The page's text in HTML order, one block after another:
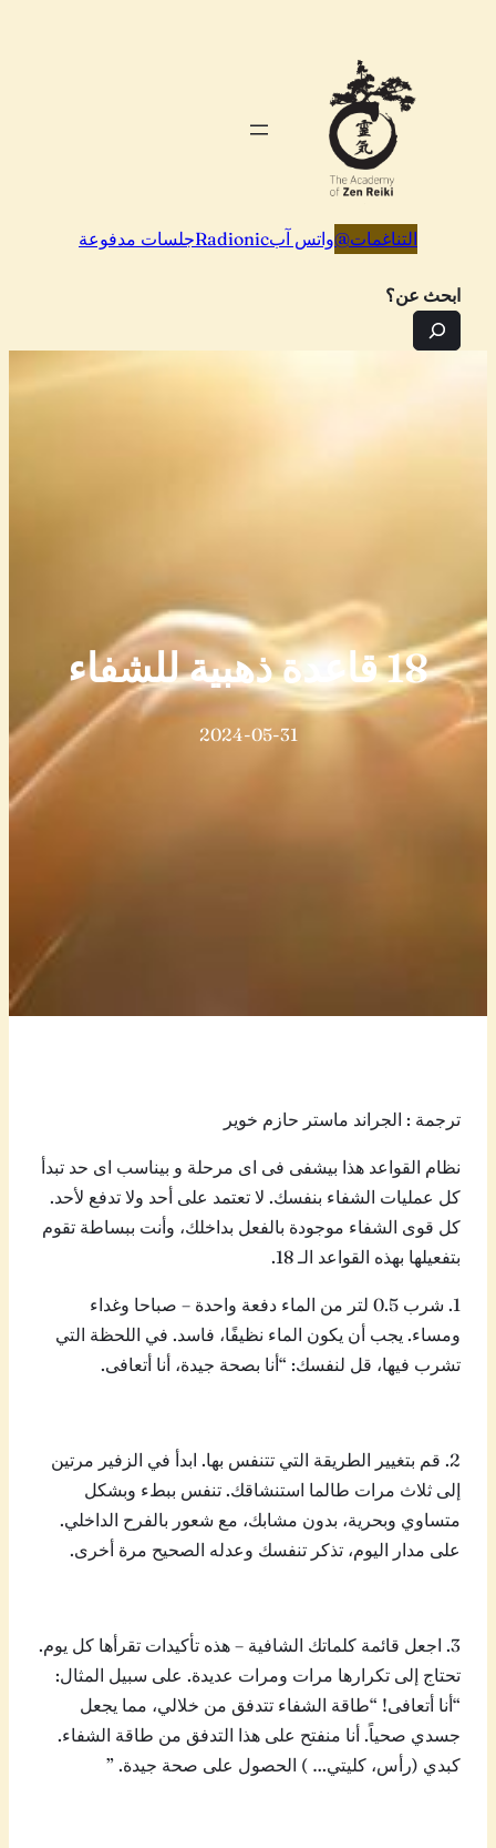
التناغمات@واتس آبRadionicجلسات مدفوعة
ابحث عن؟
18 قاعدة ذهبية للشفاء
2024-05-31
ترجمة : الجراند ماستر حازم خوير
نظام القواعد هذا بيشفى فى اى مرحلة و بيناسب اى حد تبدأ
كل عمليات الشفاء بنفسك. لا تعتمد على أحد ولا تدفع لأحد.
كل قوى الشفاء موجودة بالفعل بداخلك، وأنت ببساطة تقوم
بتفعيلها بهذه القواعد الـ 18.
1. شرب 0.5 لتر من الماء دفعة واحدة – صباحا وغداء
ومساء. يجب أن يكون الماء نظيفًا، فاسد. في اللحظة التي
تشرب فيها، قل لنفسك: “أنا بصحة جيدة، أنا أتعافى.
2. قم بتغيير الطريقة التي تتنفس بها. ابدأ في الزفير مرتين
إلى ثلاث مرات طالما استنشاقك. تنفس ببطء وبشكل
متساوي وبحرية، بدون مشابك، مع شعور بالفرح الداخلي.
على مدار اليوم، تذكر تنفسك وعدله الصحيح مرة أخرى.
3. اجعل قائمة كلماتك الشافية – هذه تأكيدات تقرأها كل يوم.
تحتاج إلى تكرارها مرات ومرات عديدة. على سبيل المثال:
“أنا أتعافى! “طاقة الشفاء تتدفق من خلالي، مما يجعل
جسدي صحياً. أنا منفتح على هذا التدفق من طاقة الشفاء.
كبدي (رأس، كليتي… ) الحصول على صحة جيدة. ”